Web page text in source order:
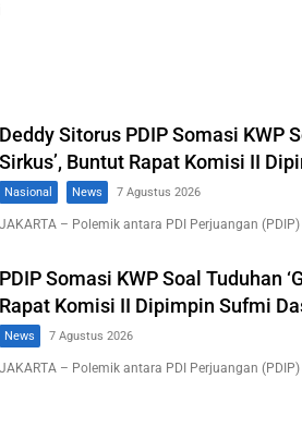
Deddy Sitorus PDIP Somasi KWP
Sirkus’, Buntut Rapat Komisi II
Nasional News 7 Agustus 2026
JAKARTA – Polemik antara PDI Perjuangan
PDIP Somasi KWP Soal Tuduhan
Rapat Komisi II Dipimpin Sufmi
News 7 Agustus 2026
JAKARTA – Polemik antara PDI Perjuangan